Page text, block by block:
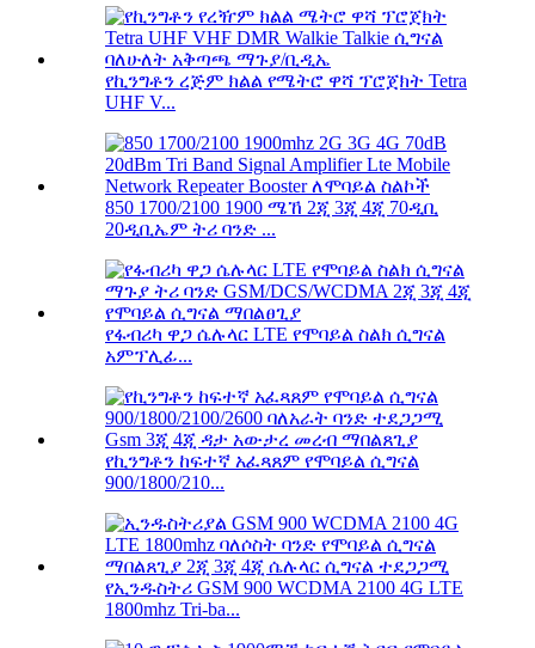
የኪንግቶን ረጅም ክልል የሜትሮ ዋሻ ፕሮጀክት Tetra
UHF V...
850 1700/2100 1900 ሜኸ 2ጂ 3ጂ 4ጂ 70ዲቢ
20ዲቢኤም ትሪ ባንድ ...
የፋብሪካ ዋጋ ሴሉላር LTE የሞባይል ስልክ ሲግናል
አምፕሊፊ...
የኪንግቶን ከፍተኛ አፈጻጸም የሞባይል ሲግናል
900/1800/210...
የኢንዱስትሪ GSM 900 WCDMA 2100 4G LTE
1800mhz Tri-ba...